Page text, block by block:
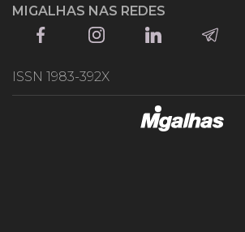
MIGALHAS NAS REDES
ISSN 1983-392X